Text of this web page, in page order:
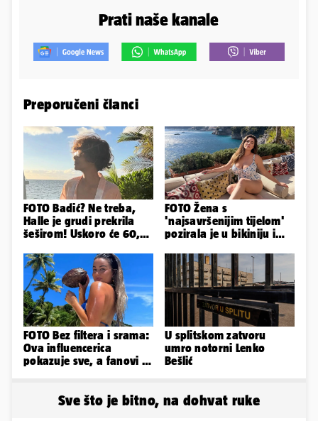
Prati naše kanale
Preporučeni članci
FOTO Badić? Ne treba,
Halle je grudi prekrila
šeširom! Uskoro će 60,
FOTO Žena s
'najsavršenijim tijelom'
pozirala je u bikiniju i
obline...
FOTO Bez filtera i srama:
Ova influencerica
pokazuje sve, a fanovi je
U splitskom zatvoru
umro notorni Lenko
Bešlić
Sve što je bitno, na dohvat ruke